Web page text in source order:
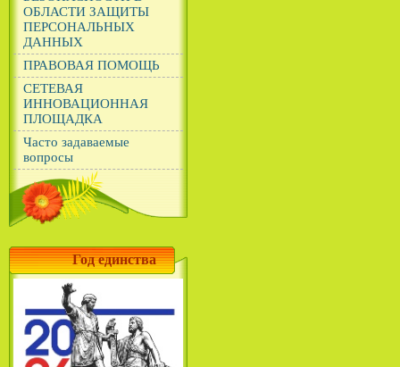
ОБЛАСТИ ЗАЩИТЫ
ПЕРСОНАЛЬНЫХ
ДАННЫХ
ПРАВОВАЯ ПОМОЩЬ
СЕТЕВАЯ
ИННОВАЦИОННАЯ
ПЛОЩАДКА
Часто задаваемые
вопросы
Год единства